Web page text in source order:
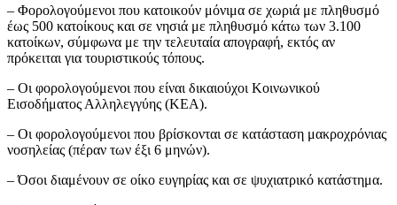
– Φορολογούμενοι που κατοικούν μόνιμα σε χωριά με πληθυσμό
έως 500 κατοίκους και σε νησιά με πληθυσμό κάτω των 3.100
κατοίκων, σύμφωνα με την τελευταία απογραφή, εκτός αν
πρόκειται για τουριστικούς τόπους.
– Οι φορολογούμενοι που είναι δικαιούχοι Κοινωνικού
Εισοδήματος Αλληλεγγύης (ΚΕΑ).
– Οι φορολογούμενοι που βρίσκονται σε κατάσταση μακροχρόνιας
νοσηλείας (πέραν των έξι 6 μηνών).
– Όσοι διαμένουν σε οίκο ευγηρίας και σε ψυχιατρικό κατάστημα.